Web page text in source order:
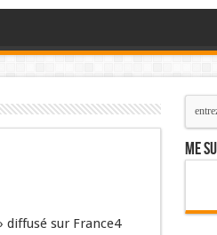
diffusé sur France4
Me